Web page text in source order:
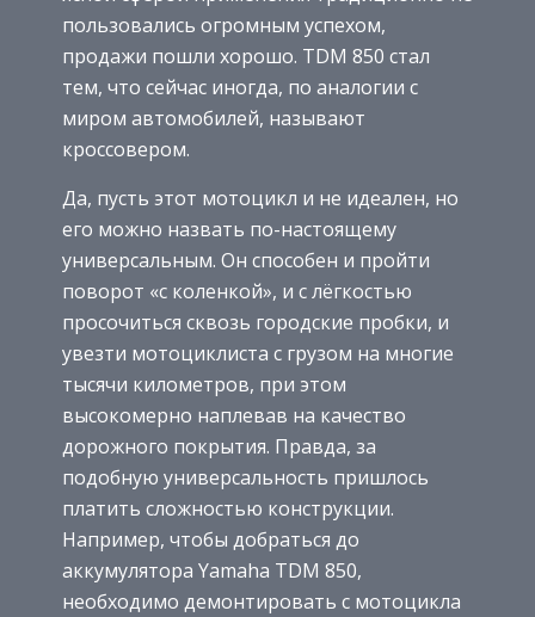
пользовались огромным успехом,
продажи пошли хорошо. TDM 850 стал
тем, что сейчас иногда, по аналогии с
миром автомобилей, называют
кроссовером.
Да, пусть этот мотоцикл и не идеален, но
его можно назвать по-настоящему
универсальным. Он способен и пройти
поворот «с коленкой», и с лёгкостью
просочиться сквозь городские пробки, и
увезти мотоциклиста с грузом на многие
тысячи километров, при этом
высокомерно наплевав на качество
дорожного покрытия. Правда, за
подобную универсальность пришлось
платить сложностью конструкции.
Например, чтобы добраться до
аккумулятора Yamaha TDM 850,
необходимо демонтировать с мотоцикла